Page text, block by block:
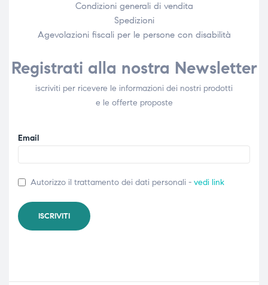
Condizioni generali di vendita
Spedizioni
Agevolazioni fiscali per le persone con disabilità​
Registrati alla nostra Newsletter
iscriviti per ricevere le informazioni dei nostri prodotti
e le offerte proposte
Email
Autorizzo il trattamento dei dati personali - vedi link